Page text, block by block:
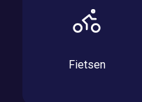
Fietsen